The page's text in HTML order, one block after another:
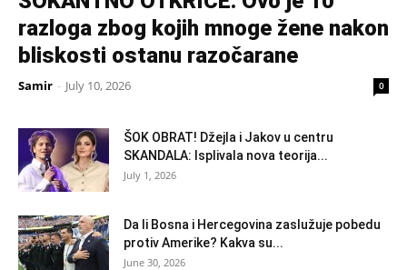
razloga zbog kojih mnoge žene nakon
bliskosti ostanu razočarane
Samir - July 10, 2026 0
ŠOK OBRAT! Džejla i Jakov u centru
SKANDALA: Isplivala nova teorija...
July 1, 2026
Da li Bosna i Hercegovina zaslužuje pobedu
protiv Amerike? Kakva su...
June 30, 2026